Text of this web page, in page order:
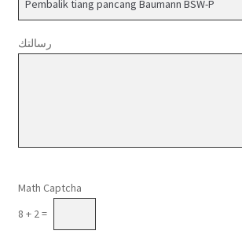
رسالتك
Math Captcha
8 + 2 =